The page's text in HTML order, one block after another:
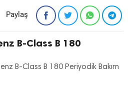
Paylaş
B-Class B 180
B-Class B 180 Periyodik Bakım